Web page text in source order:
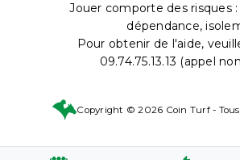
Jouer comporte des risques
dépendance,
Pour obtenir de l'aide,
09.74.75.13.13 (appel
Copyright © 2026 Coin Turf - Tous